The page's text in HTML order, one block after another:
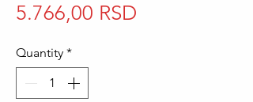
5.766,00 RSD
Quantity *